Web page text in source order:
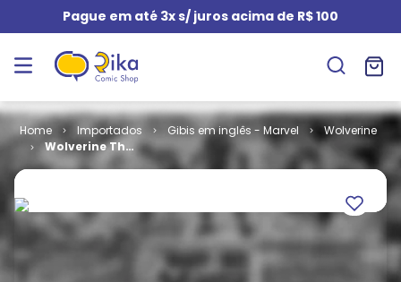
Pague em até 3x s/ juros acima de R$ 100
Importados Gibis em inglês - Marvel
Wolverine
Wolverine The
Origin # 3